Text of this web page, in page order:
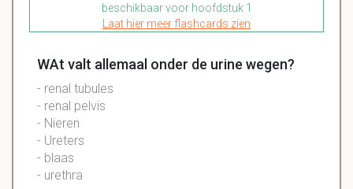
beschikbaar voor hoofdstuk 1
Laat hier meer flashcards zien
WAt valt allemaal onder de urine wegen?
- renal tubules
- renal pelvis
- Nieren
- Ureters
- blaas
- urethra